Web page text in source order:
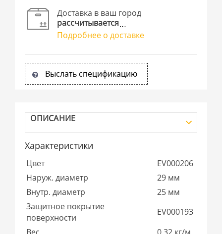
Доставка в ваш город
рассчитывается
Подробнее о доставке
Выслать спецификацию
ОПИСАНИЕ
Характеристики
Цвет
EV000206
Наруж. диаметр
29 мм
Внутр. диаметр
25 мм
Защитное покрытие
поверхности
EV000193
Вес
0,32 кг/м